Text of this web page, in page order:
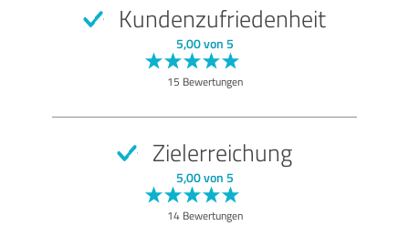
Kundenzufriedenheit
5,00 von 5
15 Bewertungen
Zielerreichung
5,00 von 5
14 Bewertungen